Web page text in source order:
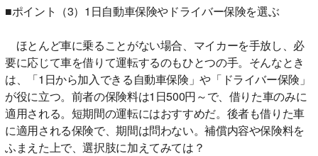
■ポイント（3）1日自動車保険やドライバー保険を選ぶ
ほとんど車に乗ることがない場合、マイカーを手放し、必
要に応じて車を借りて運転するのもひとつの手。そんなとき
は、「1日から加入できる自動車保険」や「ドライバー保険」
が役に立つ。前者の保険料は1日500円～で、借りた車のみに
適用される。短期間の運転にはおすすめだ。後者も借りた車
に適用される保険で、期間は問わない。補償内容や保険料を
ふまえた上で、選択肢に加えてみては？